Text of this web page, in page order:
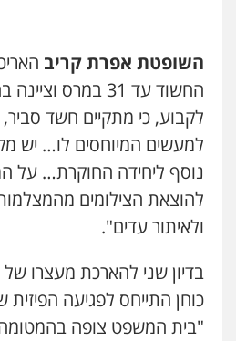
עו"ד שלומי שרון
פלילי צבאי
0547342002
עו"ד אלון קריטי
כלכלי אלימות
0525544654
שני אלגרבלי –
פלילי
0507120031
השופטת אפרת קריב
החשוד עד 31 במרס
לקבוע, כי מתקיים חשד
למעשים המיוחסים לו… יש
נוסף ליחידה החוקרת… על
להוצאת הצילומים
ולאיתור עדים".
בדיון שני להארכת מעצרו
כוחן התייחס לפגיעה
"בית המשפט צופה בהמטומה